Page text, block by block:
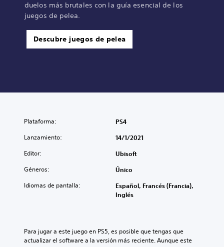
duelos más brutales con la guía esencial de los
juegos de pelea.
Descubre juegos de pelea
Plataforma: PS4
Lanzamiento: 14/1/2021
Editor: Ubisoft
Géneros: Único
Idiomas de pantalla:
Español, Francés (Francia),
Inglés
Para jugar a este juego en PS5, es posible que tengas que
actualizar el software a la versión más reciente. Aunque este